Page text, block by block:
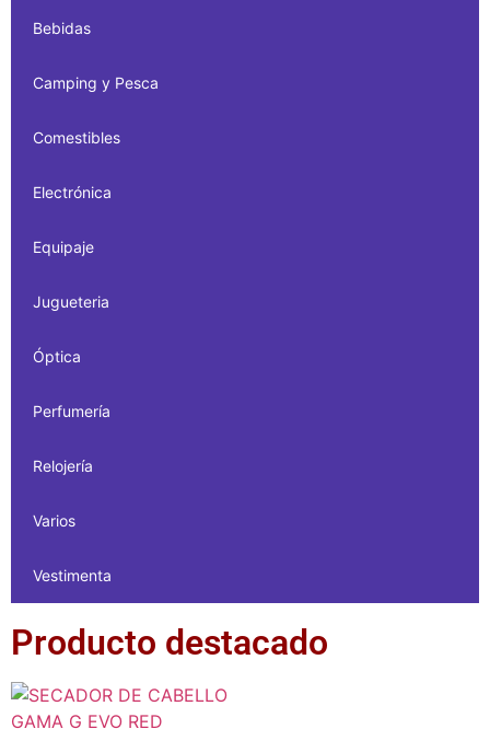
Bebidas
Camping y Pesca
Comestibles
Electrónica
Equipaje
Jugueteria
Óptica
Perfumería
Relojería
Varios
Vestimenta
Producto destacado